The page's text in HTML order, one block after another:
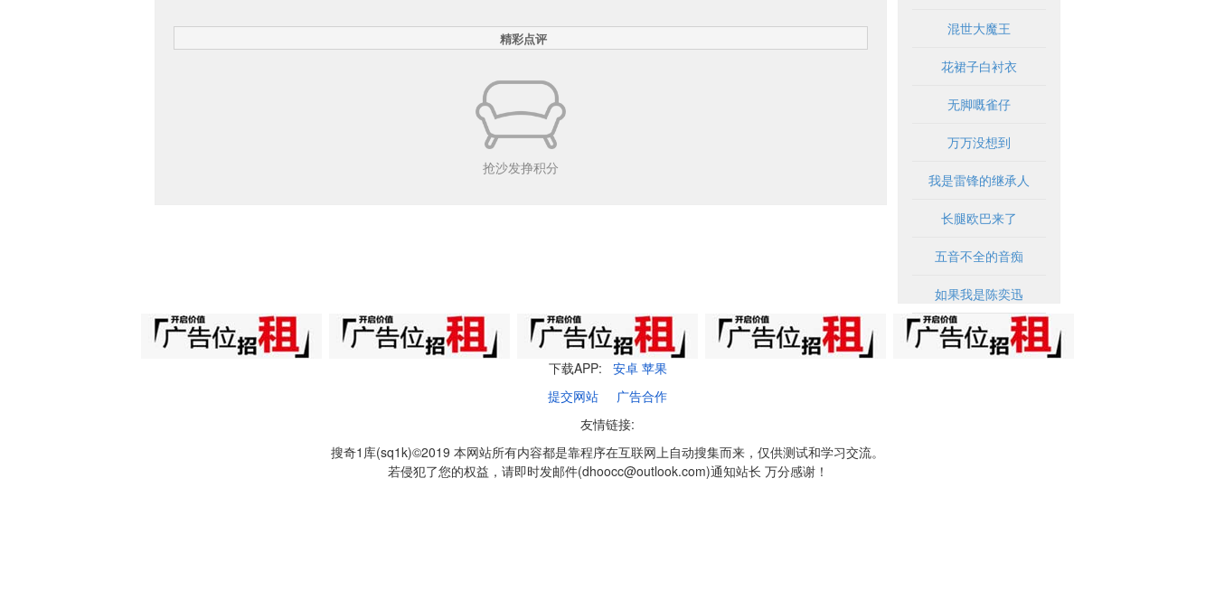
精彩点评
抢沙发挣积分
混世大魔王
花裙子白衬衣
无脚嘅雀仔
万万没想到
我是雷锋的继承人
长腿欧巴来了
五音不全的音痴
如果我是陈奕迅
下载APP: 安卓 苹果
提交网站
广告合作
友情链接:
搜奇1库(sq1k)©2019 本网站所有内容都是靠程序在互联网上自动搜集而来，仅供测试和学习交流。
若侵犯了您的权益，请即时发邮件(dhoocc@outlook.com)通知站长 万分感谢！